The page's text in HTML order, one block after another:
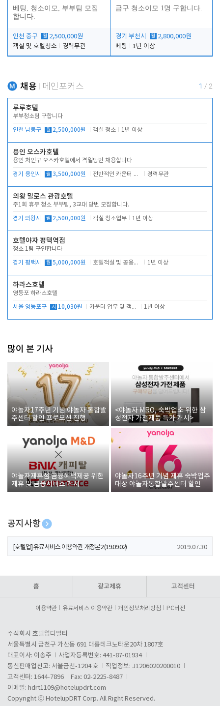
베팅, 청소이모, 부부팀 모집
합니다.
인천 중구 월 2,500,000원
객실 및 호텔청소
경력무관
급구 청소이모 1명 구합니다.
경기 부천시 월 2,800,000원
베팅
1년 이상
채용 메인포커스 1 / 2
루루호텔
부부청소팀 구합니다
인천 남동구 월 2,500,000원 객실 청소 1년 이상
용인 오스카호텔
용인 처인구 오스카호텔에서 격일당번 채용합니다
경기 용인시 월 3,500,000원 전반적인 카운터 업무 경력무관
의왕 밀로스 관광호텔
주1회 휴무 청소 부부팀, 3교대 당번 모집합니다.
경기 의왕시 월 2,500,000원 객실 청소업무 1년 이상
호텔야자 평택역점
청소 1팀 구인합니다
경기 평택시 월 5,000,000원 호텔객실 및 공용시설 청소 관리 1년 이상
하라스호텔
영등포 하라스호텔
서울 영등포구 시 10,030원 카운터 업무 및 객실관리(청소상태 확인, 객실판매) 1년 이상
많이 본 기사
야놀자17주년 기념 야놀자 통합발
주센터 할인 프로모션 진행
<야놀자 MRO, 숙박업소 위한 삼
성전자 가전제품 특가 개시>
야놀자제휴점 금융혜택제공 위한
제휴 및 금융서비스 게시
야놀자16주년 기념 제휴 숙박업주
대상 야놀자통합발주센터 할인쿠
폰 증정
공지사항
[호텔업] 개인정보 처리방침 개정본1 (19.09.02)
[호텔업] 유료서비스 이용약관 개정본2 (19.09.02) 2019.07.30
홈 광고제휴 고객센터
이용약관 유료서비스 이용약관 개인정보처리방침 PC버전
주식회사 호텔업디알티
서울특별시 금천구 가산동 691 대륭테크노타운20차 1807호
대표이사: 이송주
사업자등록번호: 441-87-01934
통신판매업신고: 서울금천-1204 호
직업정보: J1206020200010
고객센터: 1644-7896
Fax: 02-2225-8487
이메일: hdrt1109@hotelupdrt.com
Copyright ⓒ HotelupDRT Corp. All Right Reserved.